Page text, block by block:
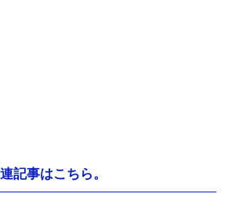
記事はこちら。